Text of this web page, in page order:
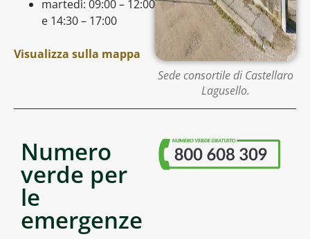
martedì: 09:00 – 12:00
e 14:30 – 17:00
Visualizza sulla mappa
Sede consortile di Castellaro
Lagusello.
Numero
verde per
le
emergenze